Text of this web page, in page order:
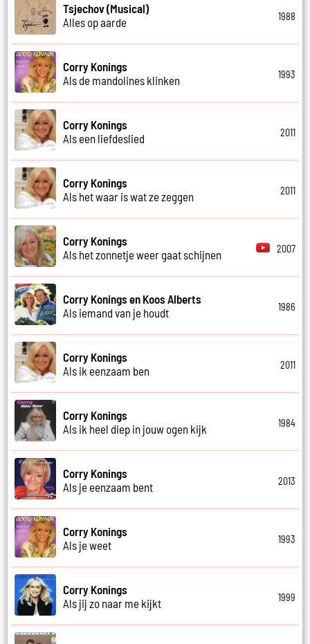
Tsjechov (Musical)
Alles op aarde
1988
Corry Konings
Als de mandolines klinken
1993
Corry Konings
Als een liefdeslied
2011
Corry Konings
Als het waar is wat ze zeggen
2011
Corry Konings
Als het zonnetje weer gaat schijnen
2007
Corry Konings en Koos Alberts
Als iemand van je houdt
1986
Corry Konings
Als ik eenzaam ben
2011
Corry Konings
Als ik heel diep in jouw ogen kijk
1984
Corry Konings
Als je eenzaam bent
2013
Corry Konings
Als je weet
1993
Corry Konings
Als jij zo naar me kijkt
1999